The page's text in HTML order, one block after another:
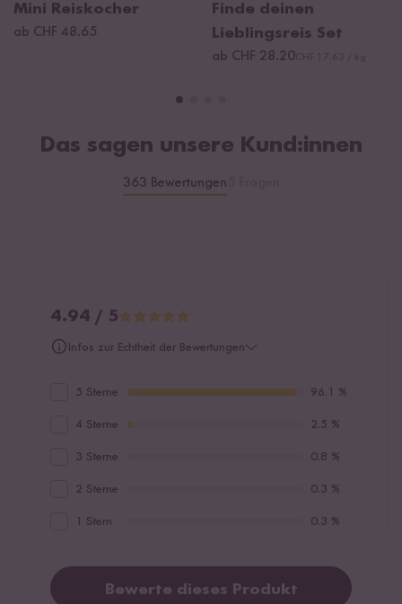
Mini Reiskocher
ab CHF 48.65
Finde deinen
Lieblingsreis Set
ab CHF 28.20
Das sagen unsere Kund:innen
363 Bewertungen
4.94 / 5
Infos zur Echtheit der Bewertungen
5 Sterne 96.1 %
4 Sterne 2.5 %
3 Sterne 0.8 %
2 Sterne 0.3 %
1 Stern 0.3 %
Bewerte dieses Produkt